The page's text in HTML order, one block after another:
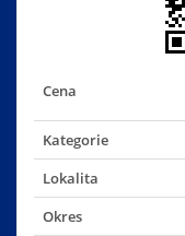
Cena
Kategorie
Lokalita
Okres